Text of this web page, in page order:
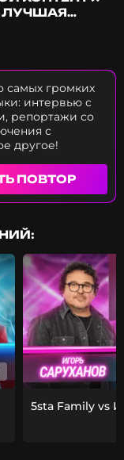
ЛУЧШАЯ
самых громких
интервью с
репортажи со
с
другое!
ПОВТОР
5sta Family vs